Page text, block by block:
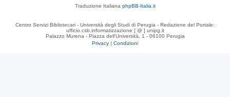
Traduzione Italiana phpBB-Italia.it
Centro Servizi Bibliotecari - Università degli Studi di Perugia - Redazione del Portale:
ufficio.csb.informatizzazione [ @ ] unipg.it
Palazzo Murena - Piazza dell'Università, 1 - 06100 Perugia
Privacy | Condizioni